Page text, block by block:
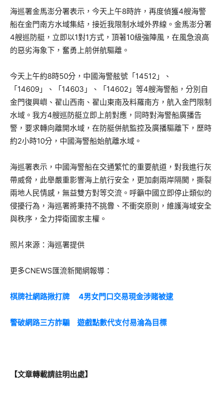
海巡署金馬澎分署表示，今天上午8時許，再度偵獲4艘海警
船在金門南方水域集結，接近我限制水域外界線。金馬澎分署
4艘巡防艇，立即以1對1方式，頂著10級強陣風，在風急浪高
的惡劣海象下，奮勇上前併航驅離。
今天上午約8時50分，中國海警舷號「14512」、
「14609」、「14603」、「14602」等4艘海警船，分別自
金門復興嶼、翟山西南、翟山東南及料羅南方，航入金門限制
水域。我方4艘巡防艇立即上前對應，同時對海警船廣播告
警，要求轉向離開水域，在防艇併航監控及廣播驅離下，歷時
約2小時10分，中國海警船始航離水域。
海巡署表示，中國海警船在交通繁忙的重要航道，對我進行灰
帶威脅，此舉嚴重影響海上航行安全，更加劇兩岸隔閡，撕裂
兩地人民情感，無益雙方對等交流。呼籲中國立即停止類似的
侵擾行為，海巡署將秉持不挑釁、不衝突原則，維護海域安全
與秩序，全力捍衛國家主權。
照片來源：海巡署提供
更多CNEWS匯流新聞網報導：
棋牌社網路揪打牌 4男女門口交易現金涉賭被逮
警破網路三方詐騙 遊戲點數代支付易淪為目標
【文章轉載請註明出處】